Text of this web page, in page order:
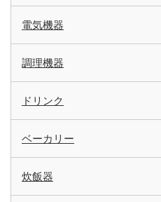
電気機器
調理機器
ドリンク
ベーカリー
炊飯器